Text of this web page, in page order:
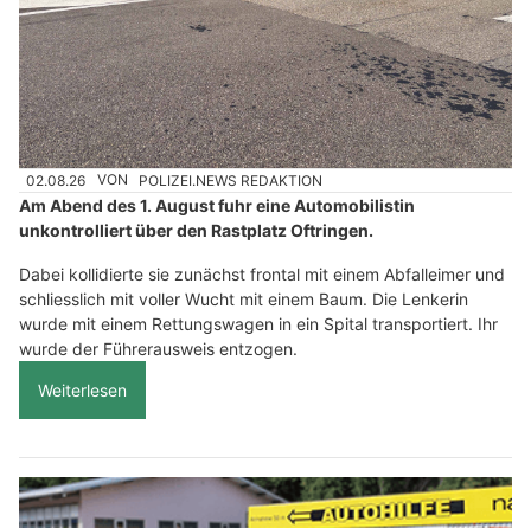
02.08.26 VON POLIZEI.NEWS REDAKTION
Am Abend des 1. August fuhr eine Automobilistin
unkontrolliert über den Rastplatz Oftringen.
Dabei kollidierte sie zunächst frontal mit einem Abfalleimer und
schliesslich mit voller Wucht mit einem Baum. Die Lenkerin
wurde mit einem Rettungswagen in ein Spital transportiert. Ihr
wurde der Führerausweis entzogen.
Weiterlesen